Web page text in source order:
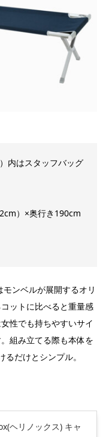
内はスタッフバッグ
）×奥行き190cm
ンベルが展開するオリ
ットに比べると重量感
性でも持ちやすいサイ
組み立てる際も本体を
だけとシンプル。
ヘリノックス) キャ